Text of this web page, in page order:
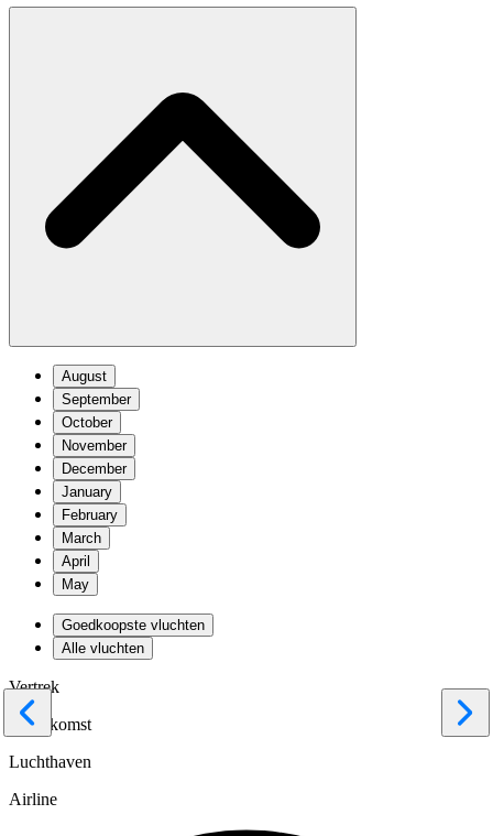
August
September
October
November
December
January
February
March
April
May
Goedkoopste vluchten
Alle vluchten
Vertrek
Terugkomst
Luchthaven
Airline